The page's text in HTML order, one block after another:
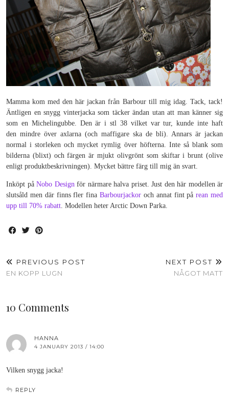
Mamma kom med den här jackan från Barbour till mig idag. Tack, tack!
Äntligen en snygg vinterjacka som täcker ändan utan att man känner sig
som en Michelingubbe. Den är i stl 38 vilket var tur, kunde inte haft
den mindre över axlarna (och maffigare ska de bli). Annars är jackan
normal i storleken och mycket rymlig över höfterna. Inte så blank som
bilderna (blixt) och färgen är mjukt olivgrönt som skiftar i brunt (olive
enligt produktbeskrivningen). Mycket bättre färg till mig än svart.
Inköpt på Nobo Design för närmare halva priset. Just den här modellen är
slutsåld men där finns fler fina Barbourjackor och annat fint pårean med
upp till 70% rabatt . Modellen heter Arctic Down Parka.
PREVIOUS POST
EN KOPP LUGN
NEXT POST
NÅGOT MATT
10 Comments
HANNA
4 JANUARY 2013 / 14:00
Vilken snygg jacka!
REPLY